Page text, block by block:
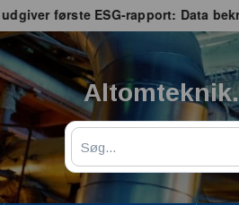
første ESG-rapport: Data
Søg